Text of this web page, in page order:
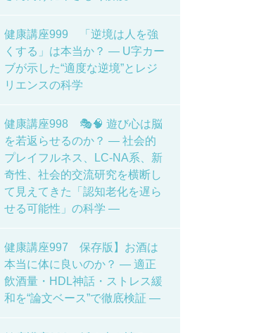
健康講座999 「逆境は人を強
くする」は本当か？ ― U字カー
ブが示した“適度な逆境”とレジ
リエンスの科学
健康講座998 🎭🧠 遊び心は脳
を若返らせるのか？ ― 社会的
プレイフルネス、LC-NA系、新
奇性、社会的交流研究を横断し
て見えてきた「認知老化を遅ら
せる可能性」の科学 ―
健康講座997 保存版】お酒は
本当に体に良いのか？ ― 適正
飲酒量・HDL神話・ストレス緩
和を“論文ベース”で徹底検証 ―